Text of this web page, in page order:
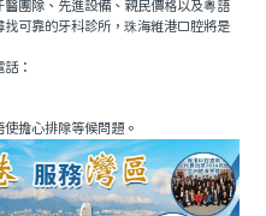
團隊、先進設備、親民價格以及粵語
可靠的牙科診所，珠海維港口腔將是
：
擔心排隊等候問題。